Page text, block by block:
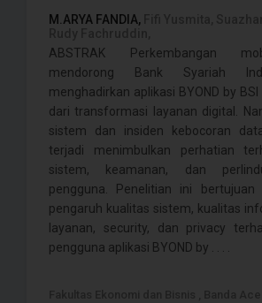
M.ARYA FANDIA,
ABSTRAK Perkembangan
mendorong Bank Syariah
menghadirkan aplikasi BYOND by
dari transformasi layanan digital.
sistem dan insiden kebocoran
terjadi menimbulkan perhatian
sistem, keamanan, dan
pengguna. Penelitian ini bertujuan
pengaruh kualitas sistem, kualitas
layanan, security, dan privacy
pengguna aplikasi BYOND by . . . .